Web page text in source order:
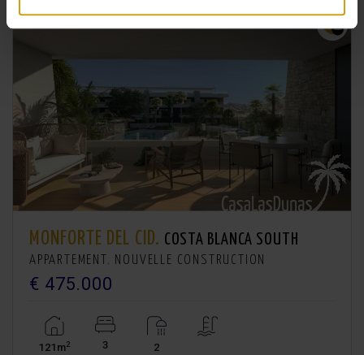
MONFORTE DEL CID. COSTA BLANCA SOUTH
APPARTEMENT. NOUVELLE CONSTRUCTION
€ 475.000
121m2 3 2